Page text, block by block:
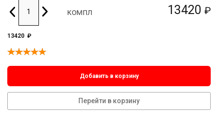
13420 ₽
компл
13420 ₽
Добавить в корзину
Перейти в корзину